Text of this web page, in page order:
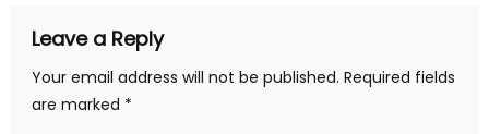
Leave a Reply
Your email address will not be published. Required fields
are marked *